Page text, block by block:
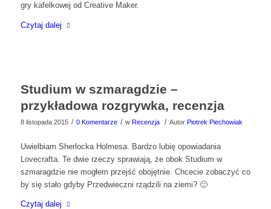
gry kafelkowej od Creative Maker.
Czytaj dalej
Studium w szmaragdzie –
przykładowa rozgrywka, recenzja
8 listopada 2015 / 0 Komentarze / w Recenzja / Autor Piotrek Piechowiak
Uwielbiam Sherlocka Holmesa. Bardzo lubię opowiadania
Lovecrafta. Te dwie rzeczy sprawiają, że obok Studium w
szmaragdzie nie mogłem przejść obojętnie. Chcecie zobaczyć co
by się stało gdyby Przedwieczni rządzili na ziemi? 🙂
Czytaj dalej